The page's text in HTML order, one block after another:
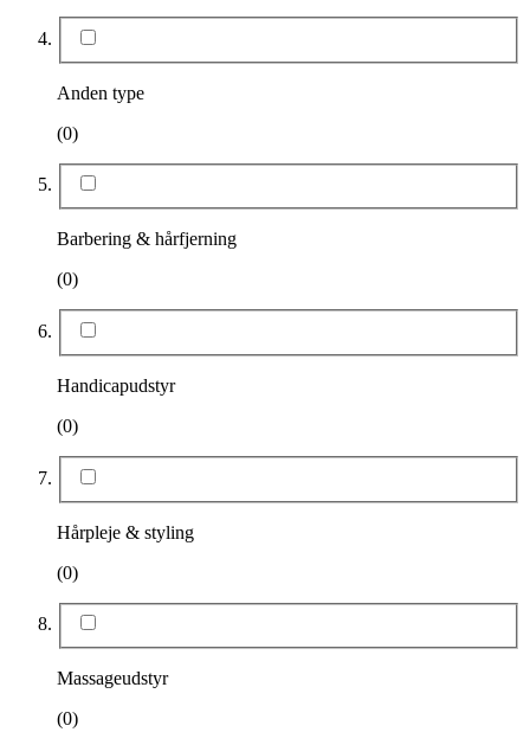
Anden type
(0)
Barbering & hårfjerning
(0)
Handicapudstyr
(0)
Hårpleje & styling
(0)
Massageudstyr
(0)